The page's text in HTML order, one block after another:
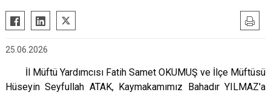
Lalapaşa
Meriç
Uzunköprü
25.06.2026
İl Müftü Yardımcısı Fatih Samet OKUMUŞ ve İlçe Müftüsü
Hüseyin Seyfullah ATAK, Kaymakamımız Bahadır YILMAZ'a